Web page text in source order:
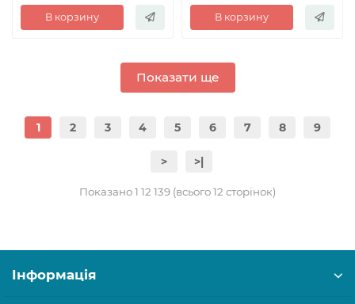
В корзину В корзину
Показати ще
1 2 3 4 5 6 7 8 9
> >|
Показано 1 12 139 (всього 12 сторінок)
Інформація